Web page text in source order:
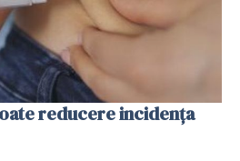
reducere incidența